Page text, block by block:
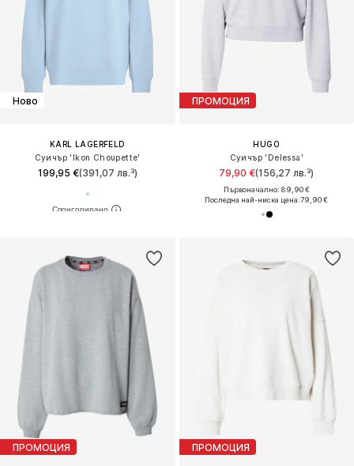
Ново
KARL LAGERFELD
Суичър 'Ikon Choupette'
199,95 €(391,07 лв.³)
ПРОМОЦИЯ
HUGO
Суичър 'Delessa'
79,90 €(156,27 лв.³)
Първоначално: 89,90 €
Последна най-ниска цена:79,90 €
ПРОМОЦИЯ ПРОМОЦИЯ